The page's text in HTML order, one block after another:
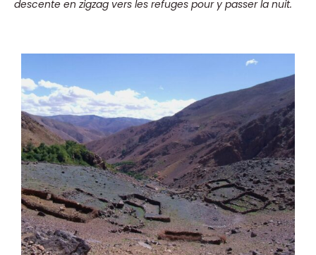
descente en zigzag vers les refuges pour y passer la nuit.